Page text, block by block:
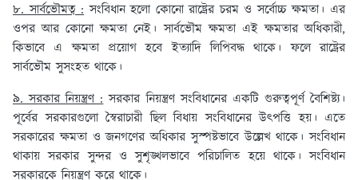
৮. সার্বভৌমত্ব : সংবিধান হলো কোনো রাষ্ট্রের চরম ও সর্বোচ্চ ক্ষমতা। এর
ওপর আর কোনো ক্ষমতা নেই। সার্বভৌম ক্ষমতা এই ক্ষমতার অধিকারী,
কিভাবে এ ক্ষমতা প্রয়োগ হবে ইত্যাদি লিপিবদ্ধ থাকে। ফলে রাষ্ট্রের
সার্বভৌম সুসংহত থাকে।
৯. সরকার নিয়ন্ত্রণ :সরকার নিয়ন্ত্রণ সংবিধানের একটি গুরুত্বপূর্ণ বৈশিষ্ট্য।
পূর্বের সরকারগুলো স্বৈরাচারী ছিল বিধায় সংবিধানের উৎপত্তি হয়। এতে
সরকারের ক্ষমতা ও জনগণের অধিকার সুস্পষ্টভাবে উল্লেখ থাকে। সংবিধান
থাকায় সরকার সুন্দর ও সুশৃঙ্খলভাবে পরিচালিত হয়ে থাকে। সংবিধান
সরকারকে নিয়ন্ত্রণ করে থাকে।